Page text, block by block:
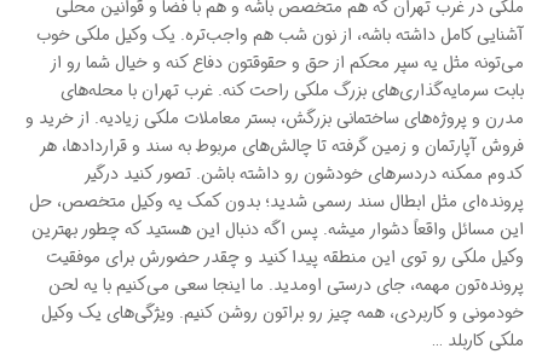
ملکی در غرب تهران که هم متخصص باشه و هم با فضا و قوانین محلی
آشنایی کامل داشته باشه، از نون شب هم واجب‌تره. یک وکیل ملکی خوب
می‌تونه مثل یه سپر محکم از حق و حقوقتون دفاع کنه و خیال شما رو از
بابت سرمایه‌گذاری‌های بزرگ ملکی راحت کنه. غرب تهران با محله‌های
مدرن و پروژه‌های ساختمانی بزرگش، بستر معاملات ملکی زیادیه. از خرید و
فروش آپارتمان و زمین گرفته تا چالش‌های مربوط به سند و قراردادها، هر
کدوم ممکنه دردسرهای خودشون رو داشته باشن. تصور کنید درگیر
پرونده‌ای مثل ابطال سند رسمی شدید؛ بدون کمک یه وکیل متخصص، حل
این مسائل واقعاً دشوار میشه. پس اگه دنبال این هستید که چطور بهترین
وکیل ملکی رو توی این منطقه پیدا کنید و چقدر حضورش برای موفقیت
پرونده‌تون مهمه، جای درستی اومدید. ما اینجا سعی می‌کنیم با یه لحن
خودمونی و کاربردی، همه چیز رو براتون روشن کنیم. ویژگی‌های یک وکیل
ملکی کاربلد …